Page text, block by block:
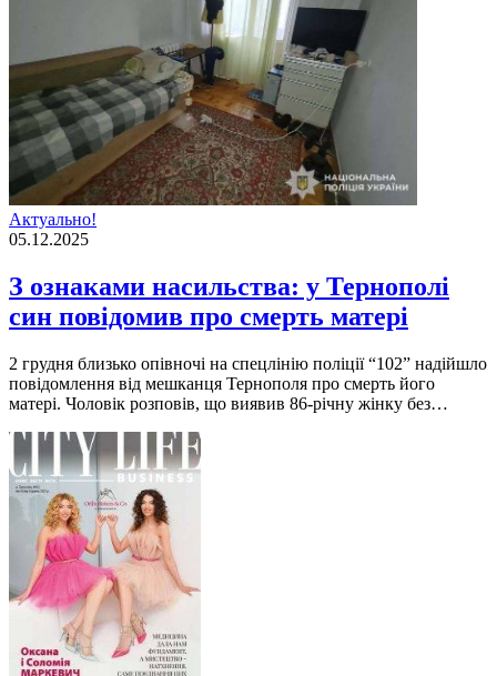
Актуально!
05.12.2025
З ознаками насильства: у Тернополі
син повідомив про смерть матері
2 грудня близько опівночі на спецлінію поліції “102” надійшло
повідомлення від мешканця Тернополя про смерть його
матері. Чоловік розповів, що виявив 86-річну жінку без…